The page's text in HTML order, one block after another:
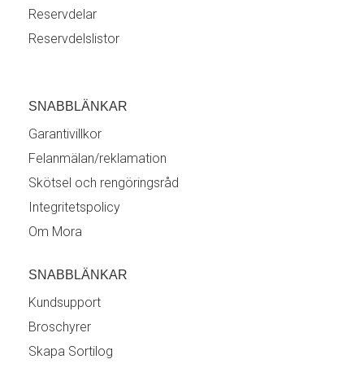
Reservdelar
Reservdelslistor
SNABBLÄNKAR
Garantivillkor
Felanmälan/reklamation
Skötsel och rengöringsråd
Integritetspolicy
Om Mora
SNABBLÄNKAR
Kundsupport
Broschyrer
Skapa Sortilog